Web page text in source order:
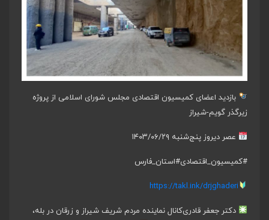
بازدید اعضای کمیسیون اقتصادی مجلس شورای اسلامی از پروژه
زیرگذر گویم-شیراز
عصر دیروز پنج‌شنبه ۱۴۰۳/۰۶/۲۹
#کمیسیون_اقتصادی#استان_فارس
https://takl.ink/drjghaderi
دکتر جعفر قادریکانال نماینده مردم شریف شیراز و زرقان در بله،